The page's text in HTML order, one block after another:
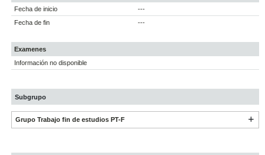
Fecha de inicio
---
Fecha de fin
---
Examenes
Información no disponible
Subgrupo
Grupo Trabajo fin de estudios PT-F